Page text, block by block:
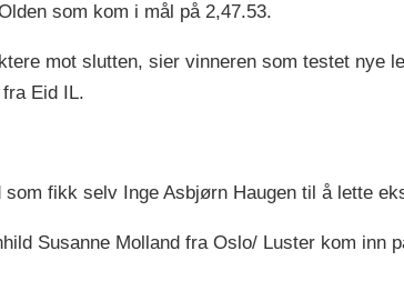
som kom i mål på 2,47.53.
mot slutten, sier vinneren som testet nye
Eid IL.
fikk selv Inge Asbjørn Haugen til å lette
Susanne Molland fra Oslo/ Luster kom inn